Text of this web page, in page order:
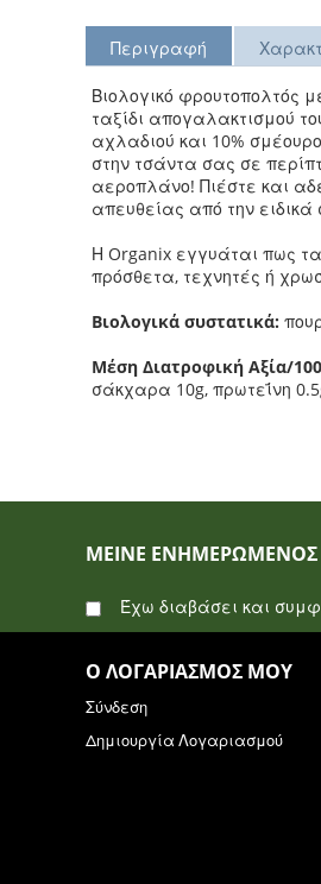
Περιγραφή
Βιολογικό φρουτοπολτός
ταξίδι απογαλακτισμού
αχλαδιού και 10%
στην τσάντα σας σε
αεροπλάνο! Πιέστε και
απευθείας από την
Η Organix εγγυάται πως
πρόσθετα, τεχνητές ή
Βιολογικά συστατικά:
Μέση Διατροφική Αξία/
σάκχαρα 10g, πρωτεΐνη
ΜΕΊΝΕ ΕΝΗΜΕΡΩΜΈΝΟΣ
Έχω διαβάσει και
Ο ΛΟΓΑΡΙΑΣΜΌΣ ΜΟΥ
Σύνδεση
Δημιουργία Λογαριασμού